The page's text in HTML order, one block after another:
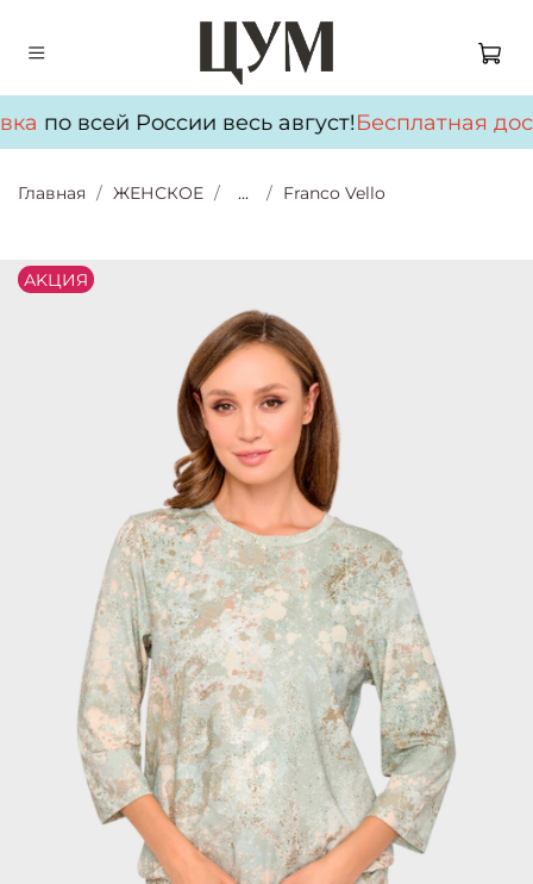
по всей России весь август!Бесплатная
Главная ЖЕНСКОЕ ... Franco Vello
АKЦИЯ